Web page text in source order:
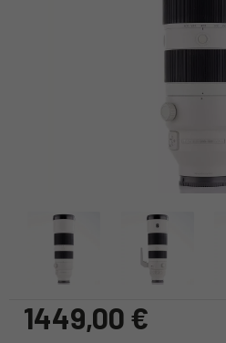
1449,00 €